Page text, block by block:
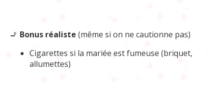
🚬 Bonus réaliste (même si on ne cautionne pas)
Cigarettes si la mariée est fumeuse (briquet,
allumettes)